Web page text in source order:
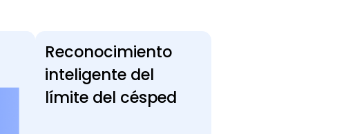
Reconocimiento
inteligente del
límite del césped